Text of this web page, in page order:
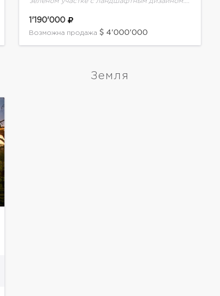
коттеджного посёлка, рядом широко
известный Мещерский парк с лесом,...
1'190'000
Возможна продажа 4'000'000
Земля